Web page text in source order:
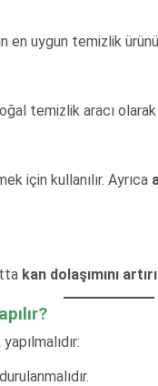
en uygun temizlik
temizlik aracı
için kullanılır. Ayrıca
kan dolaşımını